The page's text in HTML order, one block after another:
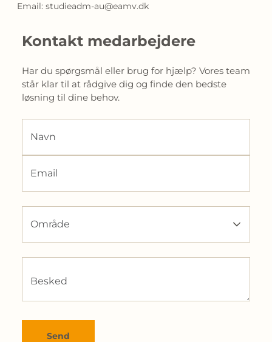
Email: studieadm-au@eamv.dk
Kontakt medarbejdere
Har du spørgsmål eller brug for hjælp? Vores team
står klar til at rådgive dig og finde den bedste
løsning til dine behov.
Navn
Email
Område
Besked
Send